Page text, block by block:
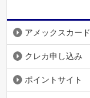
アメックスカード
クレカ申し込み
ポイントサイト